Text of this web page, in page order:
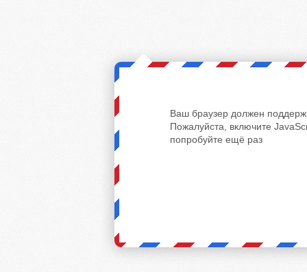
Ваш браузер должен
Пожалуйста, включите
попробуйте ещё раз